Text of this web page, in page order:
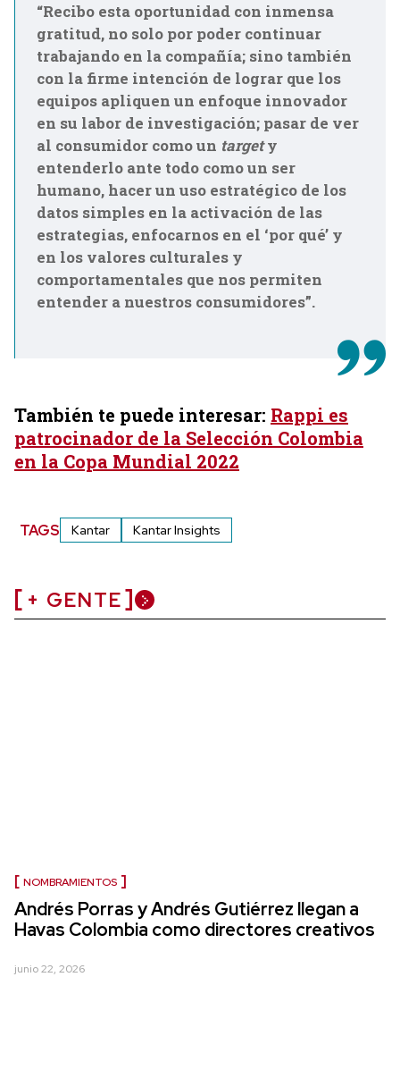
“Recibo esta oportunidad con inmensa
gratitud, no solo por poder continuar
trabajando en la compañía; sino también
con la firme intención de lograr que los
equipos apliquen un enfoque innovador
en su labor de investigación; pasar de ver
al consumidor como un targety
entenderlo ante todo como un ser
humano, hacer un uso estratégico de los
datos simples en la activación de las
estrategias, enfocarnos en el ‘por qué’ y
en los valores culturales y
comportamentales que nos permiten
entender a nuestros consumidores”.
También te puede interesar: Rappi es
patrocinador de la Selección Colombia
en la Copa Mundial 2022
TAGS Kantar Kantar Insights
+ GENTE
NOMBRAMIENTOS
Andrés Porras y Andrés Gutiérrez llegan a
Havas Colombia como directores creativos
junio 22, 2026